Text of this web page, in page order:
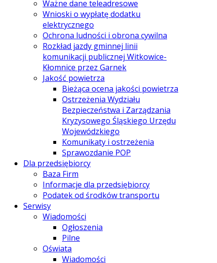
Ważne dane teleadresowe
Wnioski o wypłatę dodatku
elektrycznego
Ochrona ludności i obrona cywilna
Rozkład jazdy gminnej linii
komunikacji publicznej Witkowice-
Kłomnice przez Garnek
Jakość powietrza
Bieżąca ocena jakości powietrza
Ostrzeżenia Wydziału
Bezpieczeństwa i Zarządzania
Kryzysowego Śląskiego Urzędu
Wojewódzkiego
Komunikaty i ostrzeżenia
Sprawozdanie POP
Dla przedsiębiorcy
Baza Firm
Informacje dla przedsiębiorcy
Podatek od środków transportu
Serwisy
Wiadomości
Ogłoszenia
Pilne
Oświata
Wiadomości